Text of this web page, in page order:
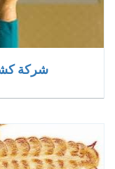
شركة